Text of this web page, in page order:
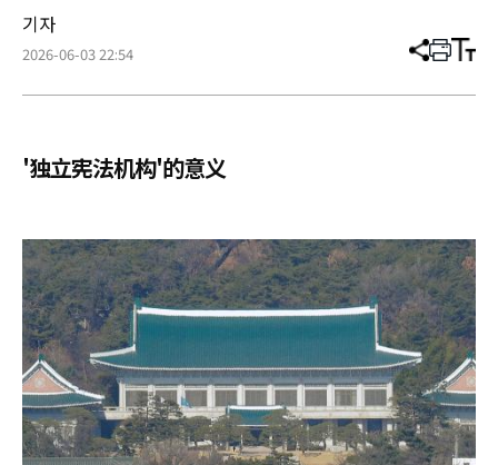
기자
2026-06-03 22:54 分
章
打 调
小
'独立宪法机构'的意义